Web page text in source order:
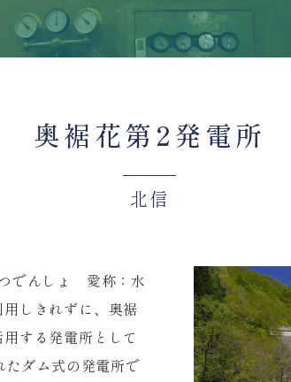
奥裾花第2発電所
北信
でんしょ 愛称：水
しきれずに、奥裾
する発電所として
たダム式の発電所で